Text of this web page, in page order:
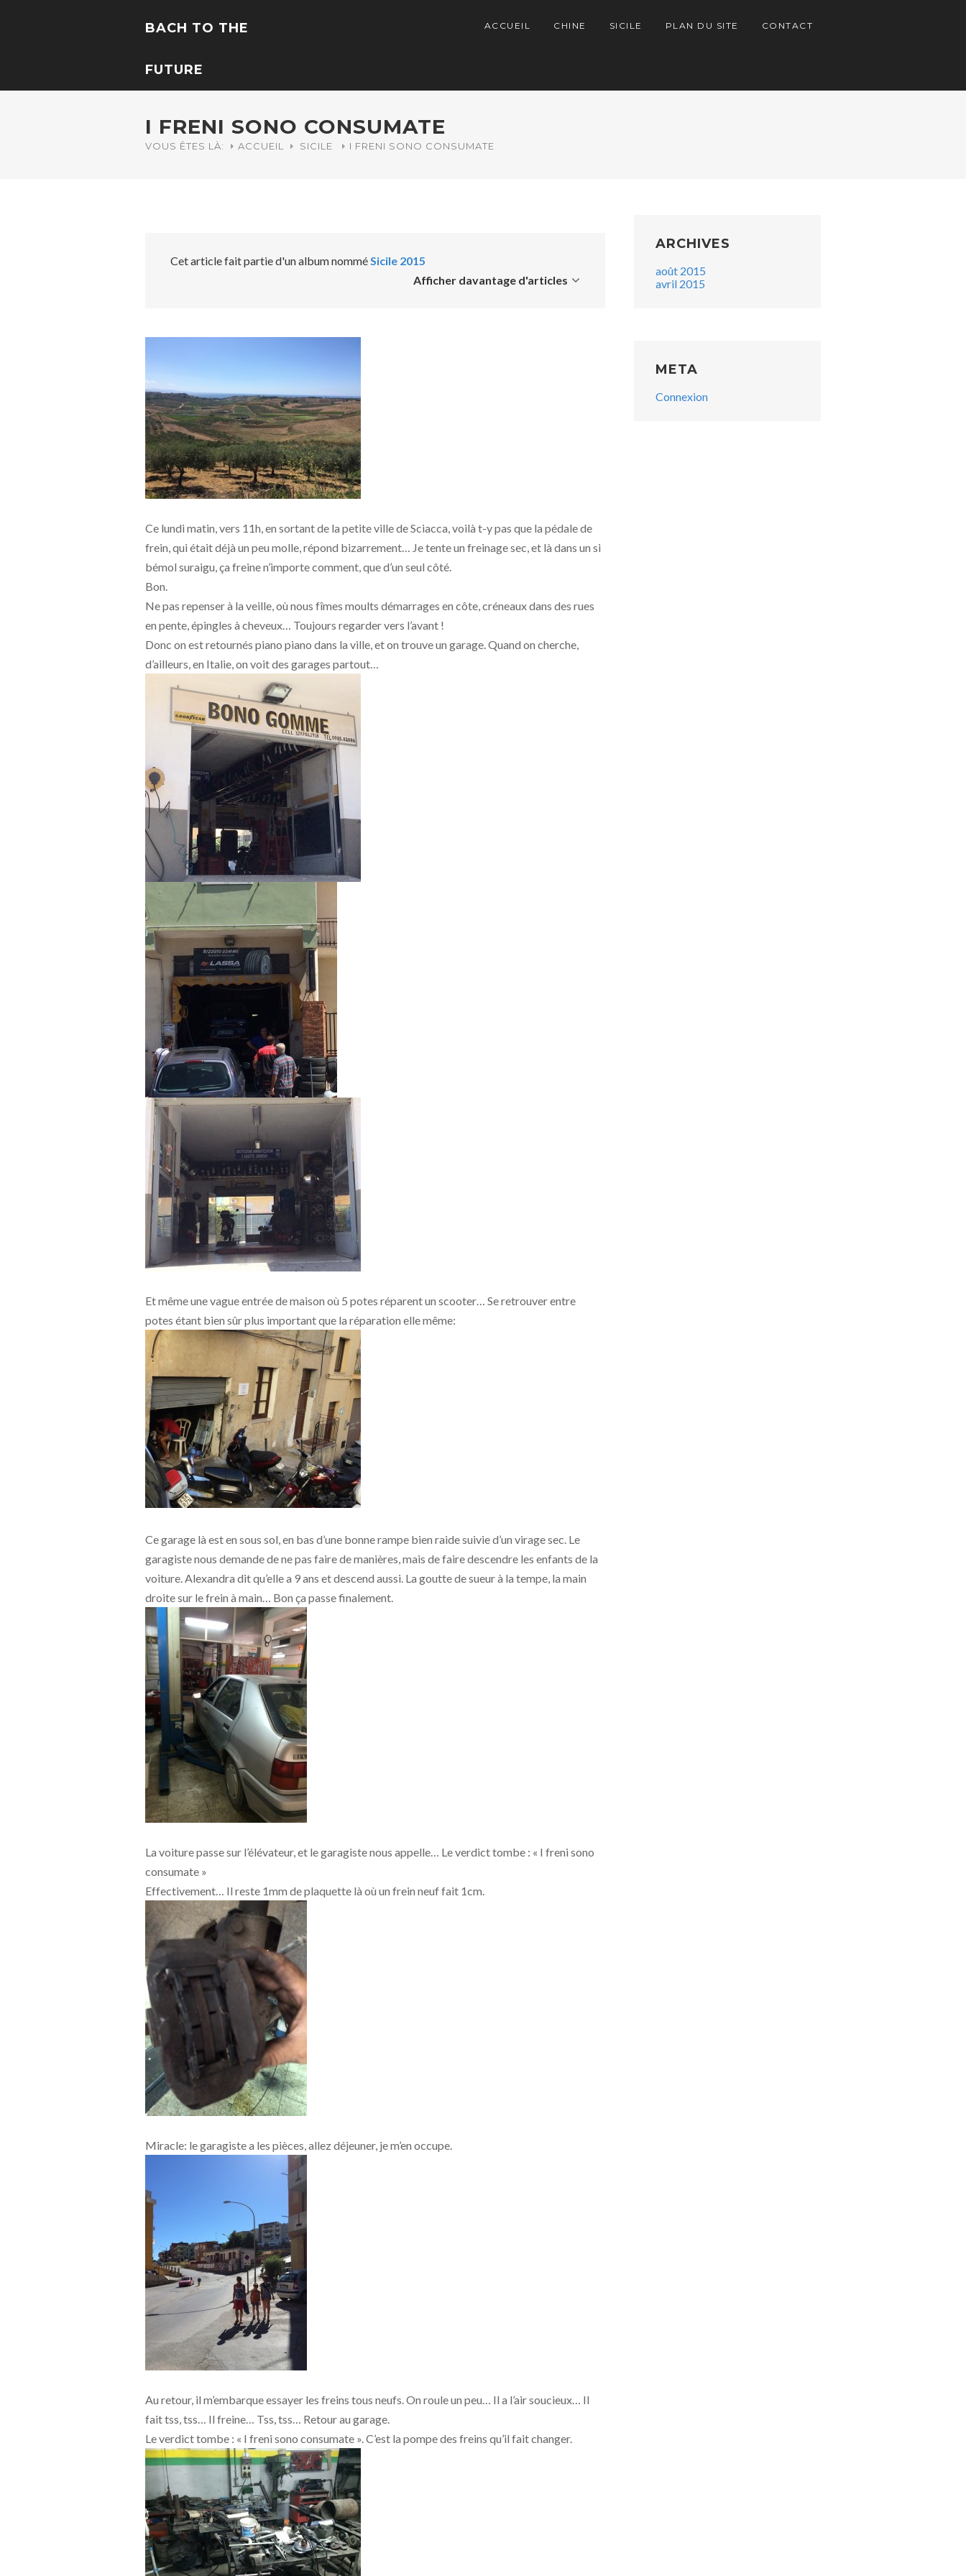
BACH TO THE
FUTURE
ACCUEIL CHINE SICILE PLAN DU SITE CONTACT
I FRENI SONO CONSUMATE
VOUS ÊTES LÀ: ACCUEIL SICILE I FRENI SONO CONSUMATE
Cet article fait partie d'un album nomméSicile 2015
Afficher davantage d'articles
Ce lundi matin, vers 11h, en sortant de la petite ville de Sciacca, voilà t-y pas que la pédale de
frein, qui était déjà un peu molle, répond bizarrement… Je tente un freinage sec, et là dans un si
bémol suraigu, ça freine n’importe comment, que d’un seul côté.
Bon.
Ne pas repenser à la veille, où nous fîmes moults démarrages en côte, créneaux dans des rues
en pente, épingles à cheveux… Toujours regarder vers l’avant !
Donc on est retournés piano piano dans la ville, et on trouve un garage. Quand on cherche,
d’ailleurs, en Italie, on voit des garages partout…
Et même une vague entrée de maison où 5 potes réparent un scooter… Se retrouver entre
potes étant bien sûr plus important que la réparation elle même:
Ce garage là est en sous sol, en bas d’une bonne rampe bien raide suivie d’un virage sec. Le
garagiste nous demande de ne pas faire de manières, mais de faire descendre les enfants de la
voiture. Alexandra dit qu’elle a 9 ans et descend aussi. La goutte de sueur à la tempe, la main
droite sur le frein à main… Bon ça passe finalement.
La voiture passe sur l’élévateur, et le garagiste nous appelle… Le verdict tombe : « I freni sono
consumate »
Effectivement… Il reste 1mm de plaquette là où un frein neuf fait 1cm.
Miracle: le garagiste a les pièces, allez déjeuner, je m’en occupe.
Au retour, il m’embarque essayer les freins tous neufs. On roule un peu… Il a l’air soucieux… Il
fait tss, tss… Il freine… Tss, tss… Retour au garage.
Le verdict tombe : « I freni sono consumate ». C’est la pompe des freins qu’il fait changer.
ARCHIVES
août 2015
avril 2015
META
Connexion